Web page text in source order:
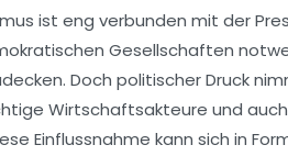
ist eng verbunden mit der
Gesellschaften
Doch politischer Druck
Wirtschaftsakteure und auch
Einflussnahme kann sich in